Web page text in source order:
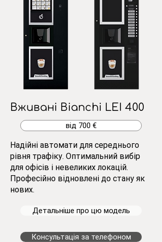
Вживані Bianchi LEI 400
від 700 €
Надійні автомати для середнього
рівня трафіку. Оптимальний вибір
для офісів і невеликих локацій.
Професійно відновлені до стану як
нових.
Детальніше про цю модель
Консультація за телефоном